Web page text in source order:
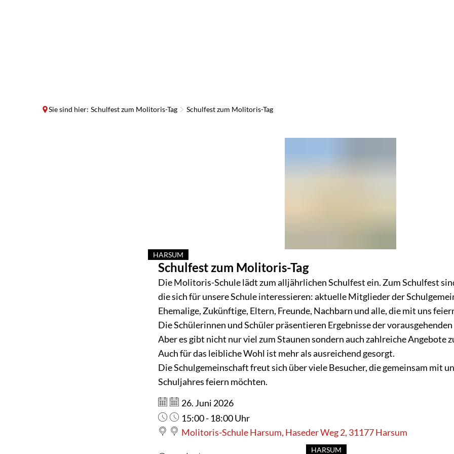
Sie sind hier: Schulfest zum Molitoris-Tag Schulfest zum Molitoris-Tag
HARSUM
KATEGORIE: HARSUM
Schulfest zum Molitoris-Tag
Die Molitoris-Schule lädt zum alljährlichen Schulfest ein. Zum Schulfest
die sich für unsere Schule interessieren: aktuelle Mitglieder der
Ehemalige, Zukünftige, Eltern, Freunde, Nachbarn und alle, die mit uns
Die Schülerinnen und Schüler präsentieren Ergebnisse der
Aber es gibt nicht nur viel zum Staunen sondern auch zahlreiche Angebote
Auch für das leibliche Wohl ist mehr als ausreichend gesorgt.
Die Schulgemeinschaft freut sich über viele Besucher, die gemeinsam mit
Schuljahres feiern möchten.
Datum:
26. Juni 2026
Uhrzeit:
15:00 - 18:00 Uhr
Molitoris-Schule Harsum, Haseder Weg 2, 31177 Harsum
HARSUM